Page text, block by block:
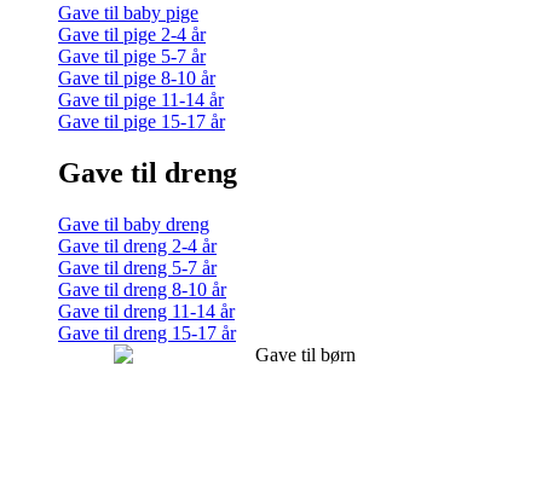
Gave til baby pige
Gave til pige 2-4 år
Gave til pige 5-7 år
Gave til pige 8-10 år
Gave til pige 11-14 år
Gave til pige 15-17 år
Gave til dreng
Gave til baby dreng
Gave til dreng 2-4 år
Gave til dreng 5-7 år
Gave til dreng 8-10 år
Gave til dreng 11-14 år
Gave til dreng 15-17 år